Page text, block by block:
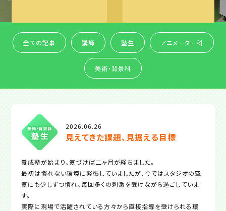
全ての記事 講師 塾生 アニメーター科
美術・背景科
2026.06.26
見えてきた課題、見据える目標
養成塾が始まり、気づけば二ヶ月が経ちました。
最初は慣れない環境に緊張していましたが、今ではスタジオの空
気にも少しずつ慣れ、毎回多くの刺激を受けながら過ごしていま
す。
実際に現場で活躍されている方々から直接指導を受けられる環